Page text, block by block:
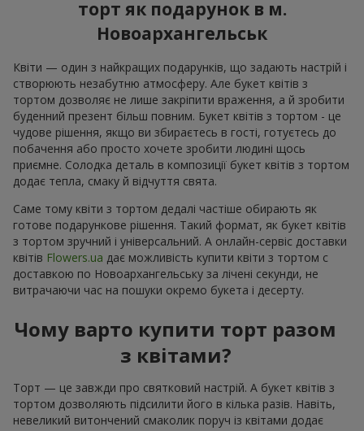
торт як подарунок в м.
Новоархангельськ
Квіти — один з найкращих подарунків, що задають настрій і
створюють незабутню атмосферу. Але букет квітів з
тортом дозволяє не лише закріпити враження, а й зробити
буденний презент більш повним. Букет квітів з тортом - це
чудове рішення, якщо ви збираєтесь в гості, готуєтесь до
побачення або просто хочете зробити людині щось
приємне. Солодка деталь в композиції букет квітів з тортом
додає тепла, смаку й відчуття свята.
Саме тому квіти з тортом дедалі частіше обирають як
готове подарункове рішення. Такий формат, як букет квітів
з тортом зручний і універсальний. А онлайн-сервіс доставки
квітів Flowers.ua дає можливість купити квіти з тортом с
доставкою по Новоархангельську за лічені секунди, не
витрачаючи час на пошуки окремо букета і десерту.
Чому варто купити торт разом
з квітами?
Торт — це завжди про святковий настрій. А букет квітів з
тортом дозволяють підсилити його в кілька разів. Навіть,
невеликий витончений смаколик поруч із квітами додає